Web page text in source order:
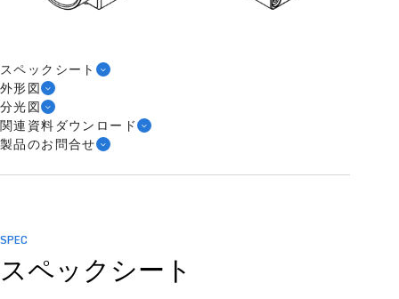
スペックシート
外形図
分光図
関連資料ダウンロード
製品のお問合せ
SPEC
スペックシート